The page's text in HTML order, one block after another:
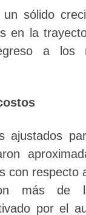
sólido
en la
a los
ajustados
con respecto
más de
por el